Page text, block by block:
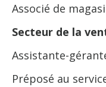
Associé de
Secteur de la
Assistante-
Préposé au